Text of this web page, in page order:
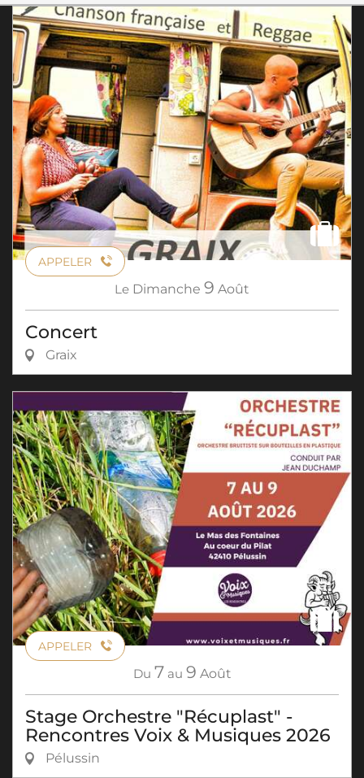
APPELER
Le Dimanche 9 Août
Concert
Graix
APPELER
Du 7 au 9 Août
Stage Orchestre "Récuplast" -
Rencontres Voix & Musiques 2026
Pélussin